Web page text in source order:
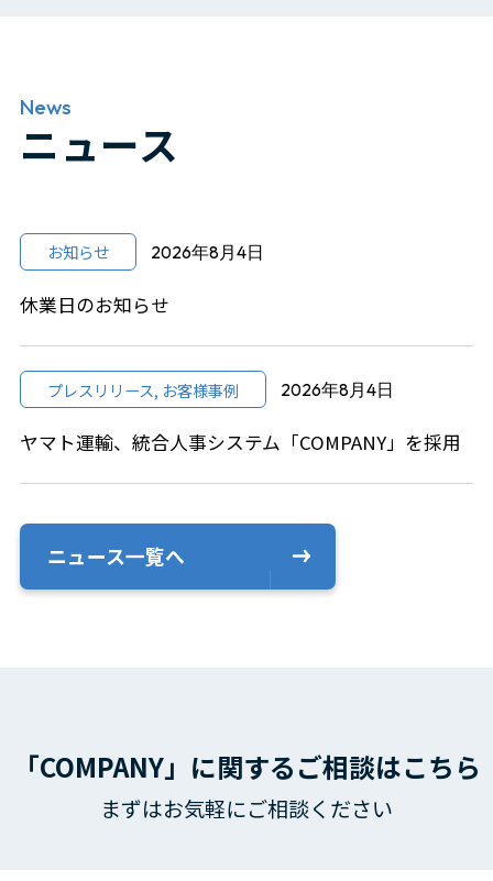
News
ニュース
お知らせ 2026年8月4日
休業日のお知らせ
プレスリリース, お客様事例 2026年8月4日
ヤマト運輸、統合人事システム「COMPANY」を採用
ニュース一覧へ
「COMPANY」に関するご相談はこちら
まずはお気軽にご相談ください